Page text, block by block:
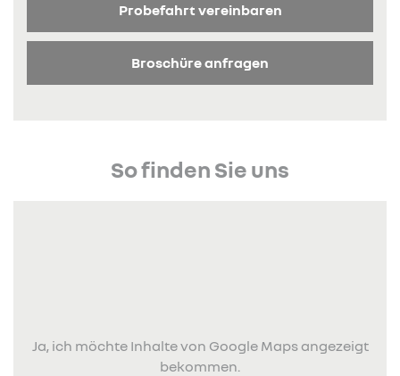
Probefahrt vereinbaren
Broschüre anfragen
So finden Sie uns
Ja, ich möchte Inhalte von Google Maps angezeigt
bekommen.